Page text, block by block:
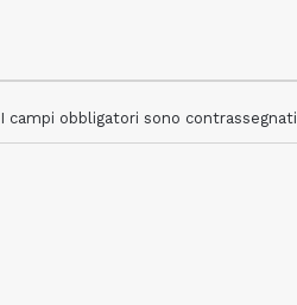
I campi obbligatori sono contrassegnati